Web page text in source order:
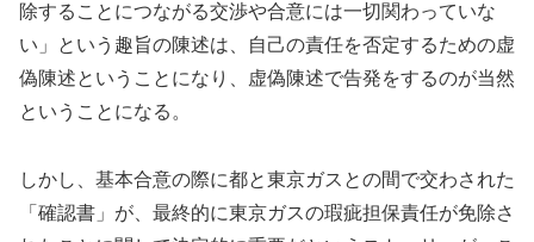
除することにつながる交渉や合意には一切関わっていな
い」という趣旨の陳述は、自己の責任を否定するための虚
偽陳述ということになり、虚偽陳述で告発をするのが当然
ということになる。
しかし、基本合意の際に都と東京ガスとの間で交わされた
「確認書」が、最終的に東京ガスの瑕疵担保責任が免除さ